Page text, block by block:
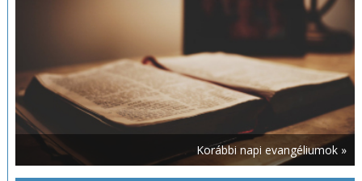
Korábbi napi evangéliumok »